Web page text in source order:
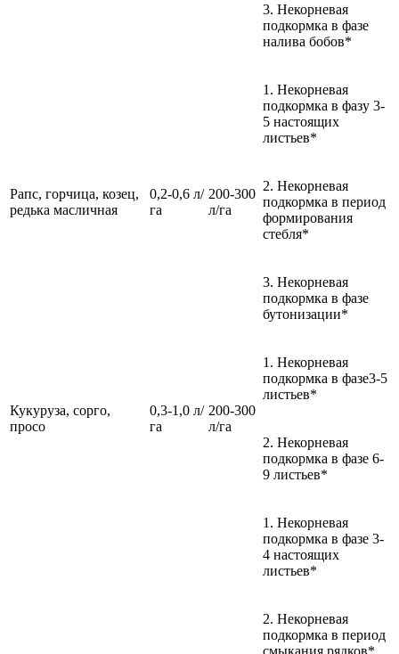
3. Некорневая
подкормка в фазе
налива бобов*
Рапс, горчица, козец,
редька масличная
0,2-0,6 л/
га
200-300
л/га
1. Некорневая
подкормка в фазу 3-
5 настоящих
листьев*
2. Некорневая
подкормка в период
формирования
стебля*
3. Некорневая
подкормка в фазе
бутонизации*
Кукуруза, сорго,
просо
0,3-1,0 л/
га
200-300
л/га
1. Некорневая
подкормка в фазе3-5
листьев*
2. Некорневая
подкормка в фазе 6-
9 листьев*
1. Некорневая
подкормка в фазе 3-
4 настоящих
листьев*
2. Некорневая
подкормка в период
смыкания рядков*